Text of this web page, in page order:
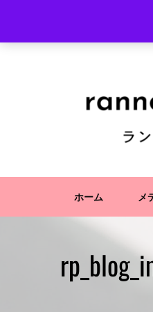
content
ホーム メ